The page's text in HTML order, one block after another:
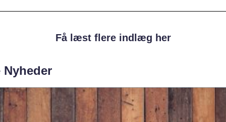
Få læst flere indlæg her
Nyheder